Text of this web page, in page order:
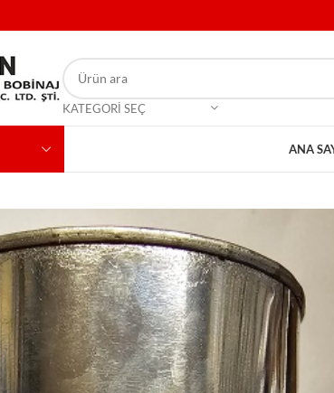
KATEGORI SEÇ
ANA